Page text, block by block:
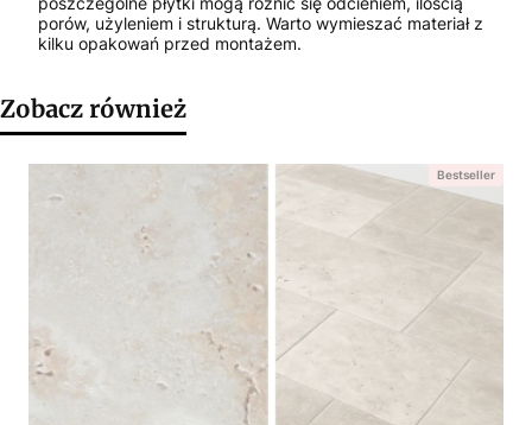
porów, użyleniem i strukturą. Warto wymieszać materiał z
kilku opakowań przed montażem.
Zobacz również
Bestseller